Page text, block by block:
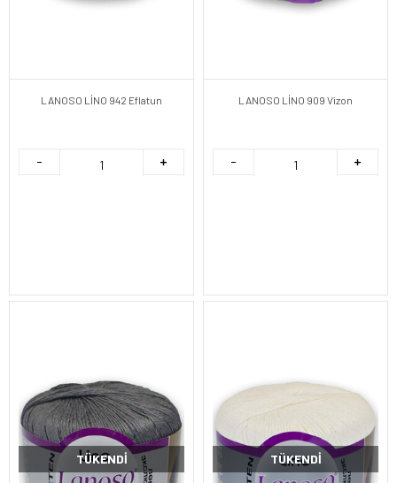
LANOSO LİNO 942 Eflatun LANOSO LİNO 909 Vizon
TÜKENDI TÜKENDI